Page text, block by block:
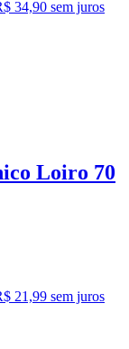
34,90 sem juros
Loiro 70
21,99 sem juros